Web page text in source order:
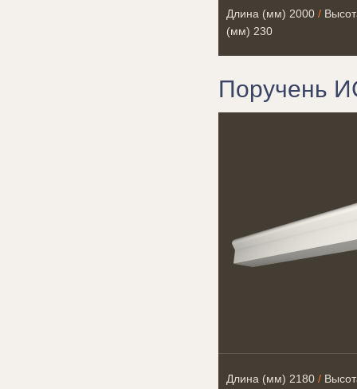
Длина (мм) 2000 /
(мм) 230
Поручень
Длина (мм) 2180 /